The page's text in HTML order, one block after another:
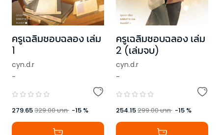
ครูเฉลิมชอบฉลอง เล่ม
1
cyn.d.r
-
279.65329.00บาท -15 %
ครูเฉลิมชอบฉลอง เล่ม
2 (เล่มจบ)
cyn.d.r
-
254.15299.00บาท -15 %